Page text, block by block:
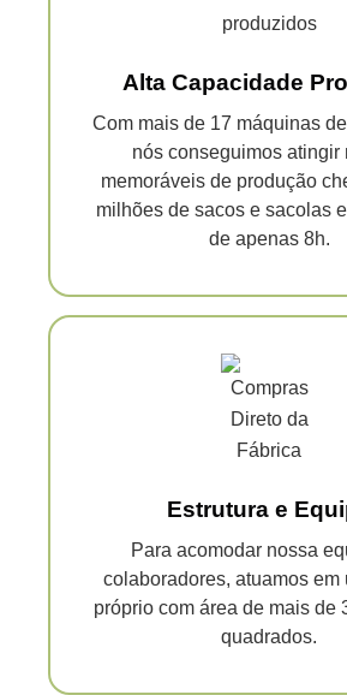
Alta Capacidade
Com mais de 17 máquinas
nós conseguimos atingir
memoráveis de produção
milhões de sacos e sacolas
de apenas 8h.
Estrutura e
Para acomodar nossa
colaboradores, atuamos em
próprio com área de mais de
quadrados.